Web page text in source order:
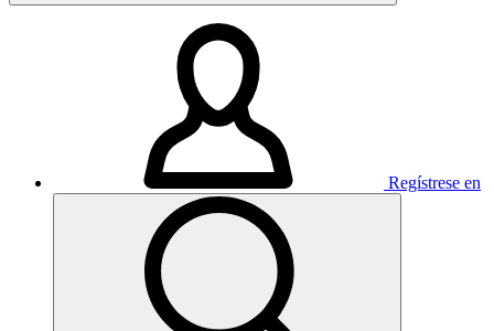
Regístrese en